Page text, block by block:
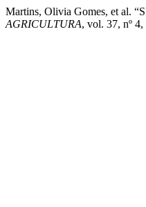
Martins, Olivia Gomes, et al.
AGRICULTURA, vol. 37, nº